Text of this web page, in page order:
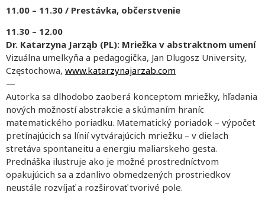
11.00 – 11.30 / Prestávka, občerstvenie
11.30 – 12.00
Dr. Katarzyna Jarząb (PL): Mriežka v abstraktnom umení
Vizuálna umelkyňa a pedagogička, Jan Dlugosz University,
Częstochowa, www.katarzynajarzab.com
—
Autorka sa dlhodobo zaoberá konceptom mriežky, hľadania
nových možností abstrakcie a skúmaním hraníc
matematického poriadku. Matematický poriadok – výpočet
pretínajúcich sa línií vytvárajúcich mriežku – v dielach
stretáva spontaneitu a energiu maliarskeho gesta.
Prednáška ilustruje ako je možné prostredníctvom
opakujúcich sa a zdanlivo obmedzených prostriedkov
neustále rozvíjať a rozširovať tvorivé pole.